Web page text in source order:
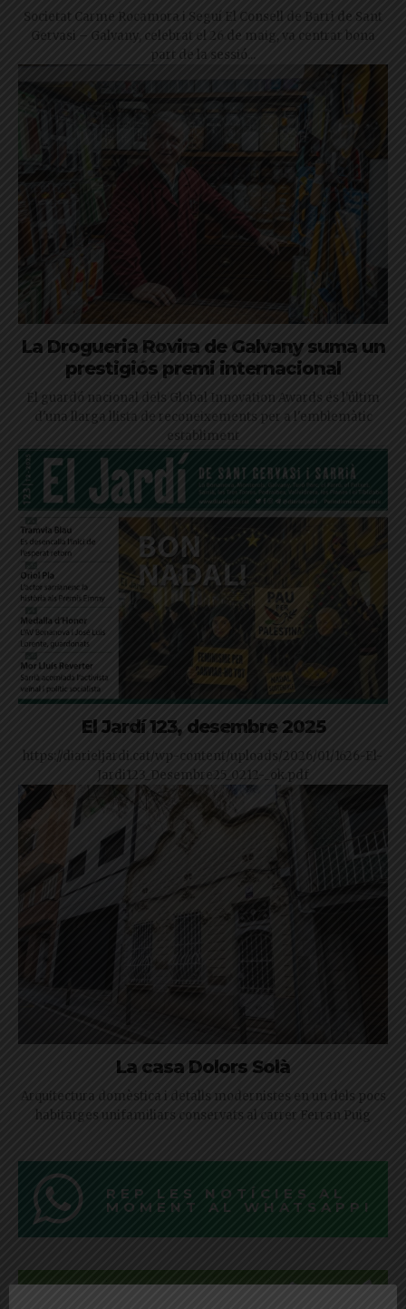
Societat Carme Rocamora i Seguí El Consell de Barri de Sant
Gervasi – Galvany, celebrat el 26 de maig, va centrar bona
part de la sessió...
La Drogueria Rovira de Galvany suma un
prestigiós premi internacional
El guardó nacional dels Global Innovation Awards és l'últim
d'una llarga llista de reconeixements per a l'emblemàtic
establiment
El Jardí 123, desembre 2025
https://diarieljardi.cat/wp-content/uploads/2026/01/1626-El-
Jardi123_Desembre25_0212-_ok.pdf
La casa Dolors Solà
Arquitectura domèstica i detalls modernistes en un dels pocs
habitatges unifamiliars conservats al carrer Ferran Puig
REP LES NOTÍCIES AL
MOMENT AL WHATSAPP!